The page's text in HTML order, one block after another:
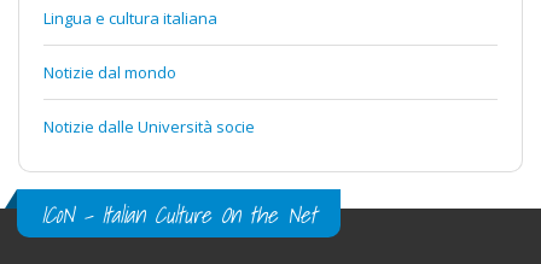
Lingua e cultura italiana
Notizie dal mondo
Notizie dalle Università socie
ICoN - Italian Culture On the Net